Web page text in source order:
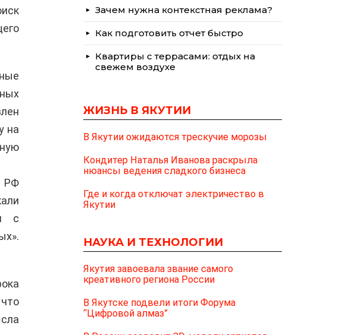
на
РФ
с
Зачем нужна контекстная реклама?
Как подготовить отчет быстро
Квартиры с террасами: отдых на
свежем воздухе
ЖИЗНЬ В ЯКУТИИ
В Якутии ожидаются трескучие морозы
Кондитер Наталья Иванова раскрыла
нюансы ведения сладкого бизнеса
Где и когда отключат электричество в
Якутии
НАУКА И ТЕХНОЛОГИИ
Якутия завоевала звание самого
креативного региона России
В Якутске подвели итоги Форума
“Цифровой алмаз”